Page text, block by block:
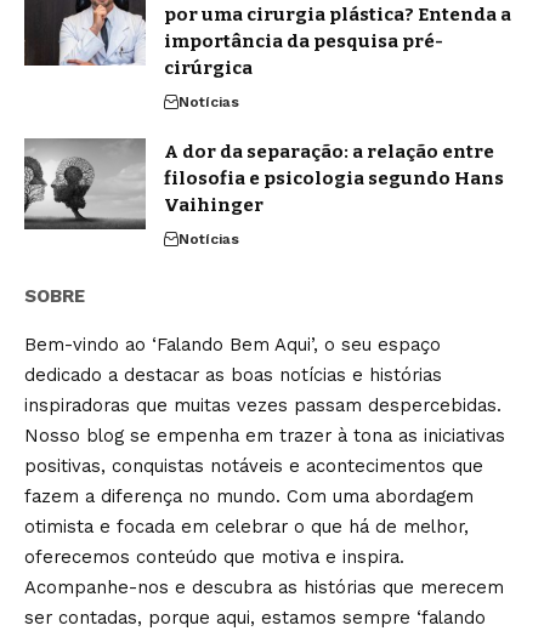
por uma cirurgia plástica? Entenda a
importância da pesquisa pré-
cirúrgica
Notícias
A dor da separação: a relação entre
filosofia e psicologia segundo Hans
Vaihinger
Notícias
SOBRE
Bem-vindo ao ‘Falando Bem Aqui’, o seu espaço
dedicado a destacar as boas notícias e histórias
inspiradoras que muitas vezes passam despercebidas.
Nosso blog se empenha em trazer à tona as iniciativas
positivas, conquistas notáveis e acontecimentos que
fazem a diferença no mundo. Com uma abordagem
otimista e focada em celebrar o que há de melhor,
oferecemos conteúdo que motiva e inspira.
Acompanhe-nos e descubra as histórias que merecem
ser contadas, porque aqui, estamos sempre ‘falando